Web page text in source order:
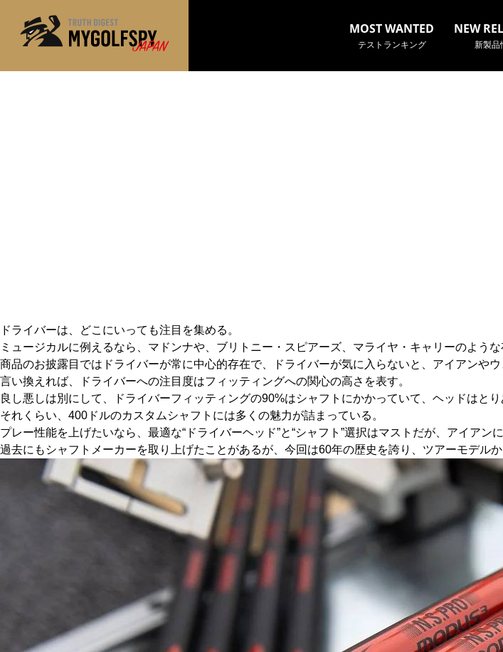
MOST WANTED
テストランキング
NEW
新製品
ドライバーは、どこにいっても注目を集める。
ミュージカルに例えるなら、マドンナや、ブリトニー・スピアーズ、マライヤ・キャリーのような
商品のお披露目ではドライバーが常に中心的存在で、ドライバーが気に入らないと、アイアンや
言い換えれば、ドライバーへの注目度はフィッティングへの関心の高さを表す。
良し悪しは別にして、ドライバーフィッティングの90%はシャフトにかかっていて、ヘッドはと
それくらい、400ドルのカスタムシャフトには多くの魅力が詰まっている。
プレー性能を上げたいなら、最適な“ドライバーヘッド”と“シャフト”選択はマストだが、アイアン
過去にもシャフトメーカーを取り上げたことがあるが、今回は60年の歴史を誇り、ツアーモデル
HYBRIDS ハイブリッド
IRONS アイアン
WEDGES ウェッジ
PUTTERS パター
OTHER その他
Editor’s Picks 編集部のおすすめ
Our Team 私たちのチーム
MyGolfSpyJapanとは？